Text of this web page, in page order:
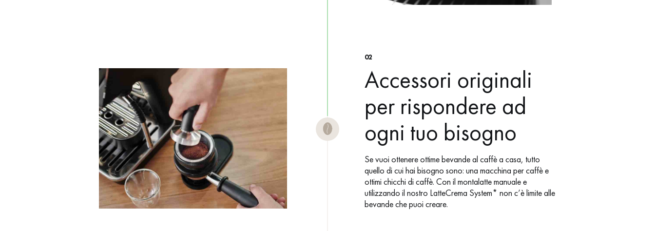
02
Accessori originali
per rispondere ad
ogni tuo bisogno
Se vuoi ottenere ottime bevande al caffè a casa, tutto
quello di cui hai bisogno sono: una macchina per caffè e
ottimi chicchi di caffè. Con il montalatte manuale e
utilizzando il nostro LatteCrema System* non c’è limite alle
bevande che puoi creare.